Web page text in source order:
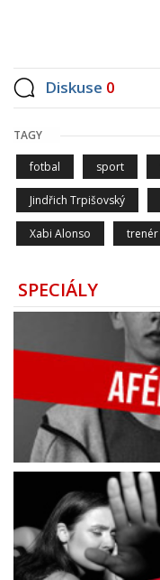
Diskuse 0
TAGY
fotbal sport
Jindřich Trpišovský
Xabi Alonso trenér
SPECIÁLY